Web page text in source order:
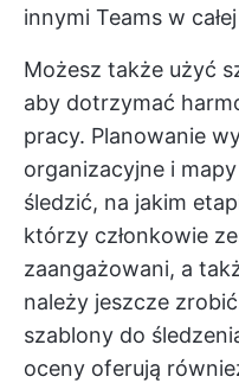
innymi Teams w
Możesz także użyć
aby dotrzymać
pracy. Planowanie
organizacyjne i
śledzić, na jakim
którzy członkowie
zaangażowani, a
należy jeszcze
szablony do
oceny oferują